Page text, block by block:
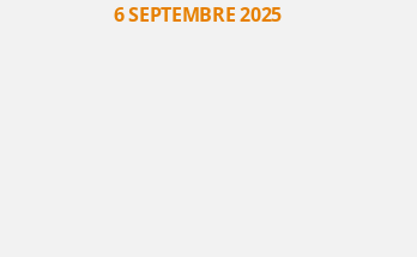
6 SEPTEMBRE 2025